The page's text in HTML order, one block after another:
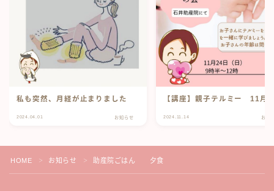
私も突然、月経が止まりました
2024.04.01 お知らせ
【講座】親子テルミー 11月
2024.11.14 お知
HOME ＞ お知らせ ＞ 助産院ごはん 夕食